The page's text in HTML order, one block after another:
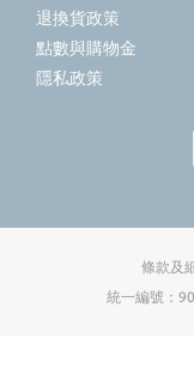
退換貨政策
點數與購物金
隱私政策
條款及
統一編號：